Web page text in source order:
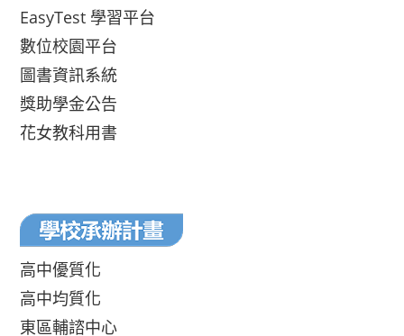
EasyTest 學習平台
數位校園平台
圖書資訊系統
獎助學金公告
花女教科用書
高中優質化
高中均質化
東區輔諮中心